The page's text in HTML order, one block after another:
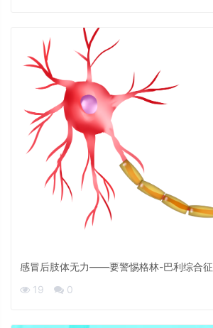
感冒后肢体无力——要警惕格林-巴利综合征
19
0